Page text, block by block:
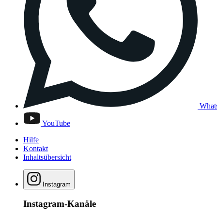
YouTube
Hilfe
Kontakt
Inhaltsübersicht
Instagram
Instagram-Kanäle